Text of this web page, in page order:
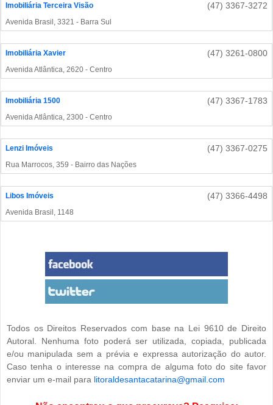
Imobiliária Terceira Visão (47) 3367-3272
Avenida Brasil, 3321 - Barra Sul
Imobiliária Xavier (47) 3261-0800
Avenida Atlântica, 2620 - Centro
Imobiliária 1500 (47) 3367-1783
Avenida Atlântica, 2300 - Centro
Lenzi Imóveis (47) 3367-0275
Rua Marrocos, 359 - Bairro das Nações
Libos Imóveis (47) 3366-4498
Avenida Brasil, 1148
Todos os Direitos Reservados com base na Lei 9610 de Direito
Autoral. Nenhuma foto poderá ser utilizada, copiada, publicada
e/ou manipulada sem a prévia e expressa autorização do autor.
Caso tenha o interesse na compra de alguma foto do site favor
enviar um e-mail para litoraldesantacatarina@gmail.com